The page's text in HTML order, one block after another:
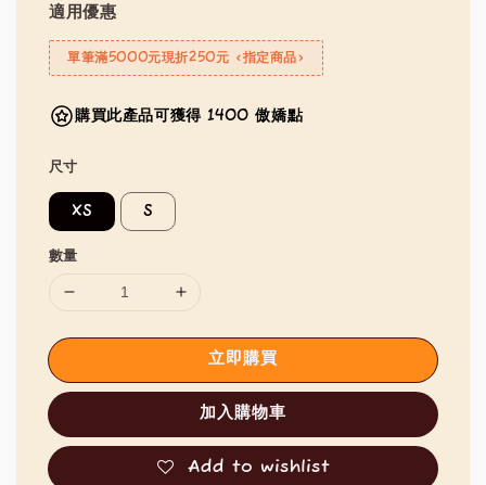
適用優惠
單筆滿5000元現折250元 <指定商品>
購買此產品可獲得 1400 傲嬌點
尺寸
XS S
數量
立即購買
加入購物車
Add to wishlist